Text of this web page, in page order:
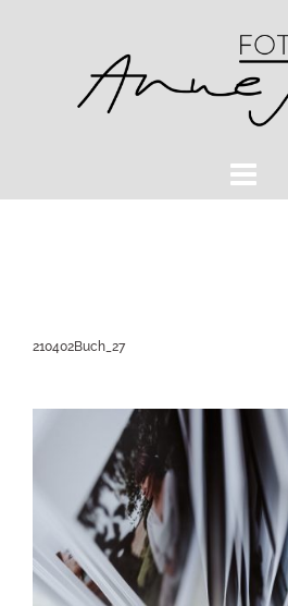
210402Buch_27